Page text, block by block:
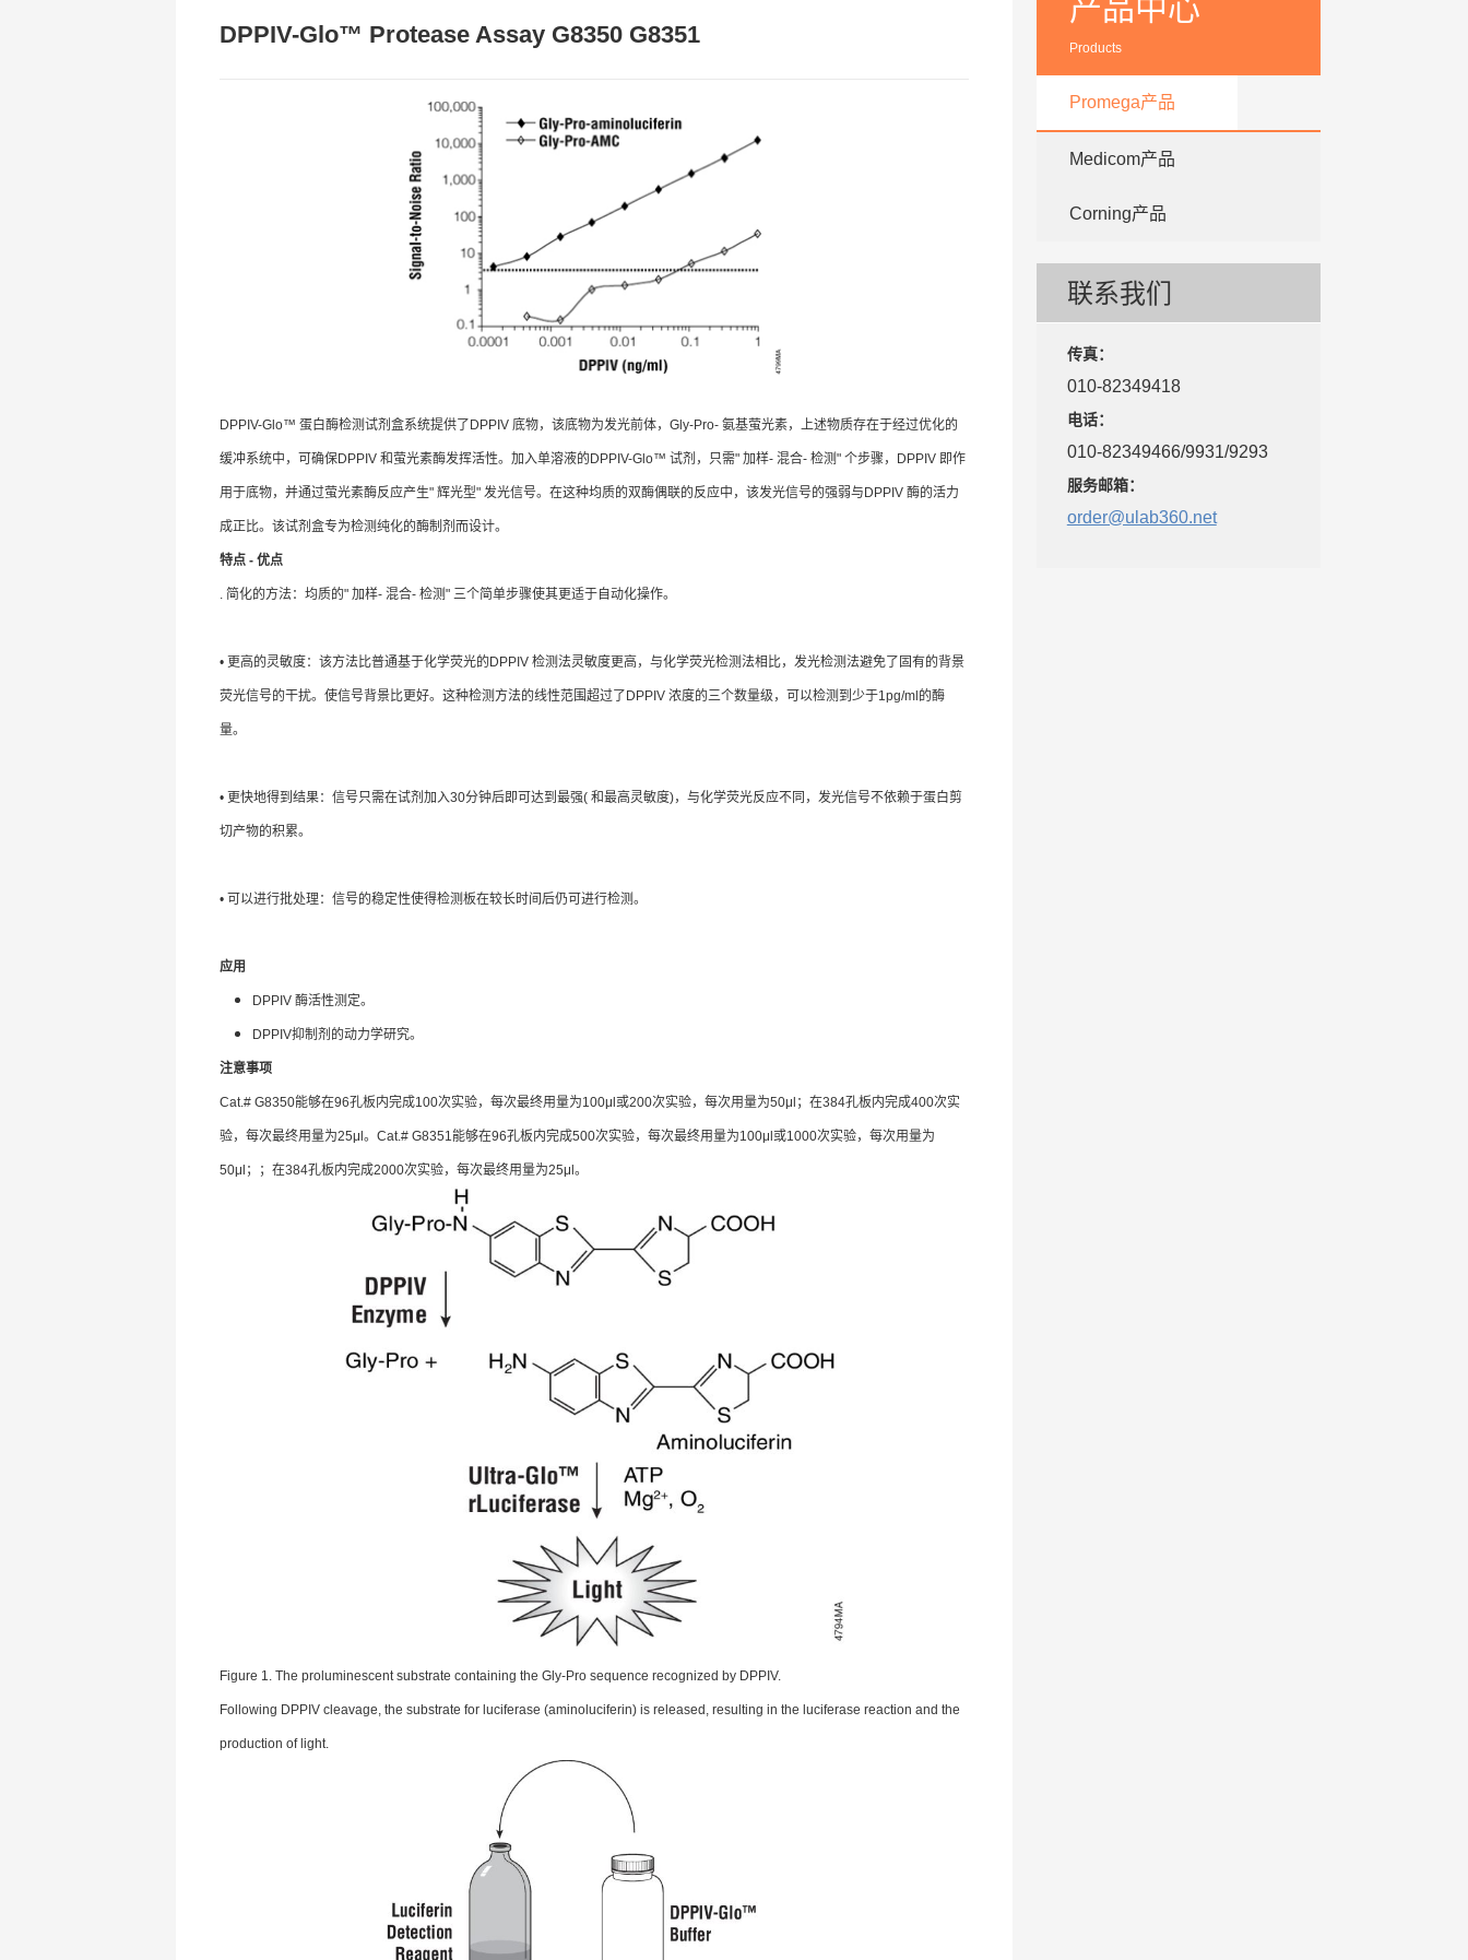
DPPIV-Glo™ Protease Assay G8350 G8351
DPPIV-Glo™ 蛋白酶检测试剂盒系统提供了DPPIV 底物，该底物为发光前体，Gly-Pro- 氨基萤光素，上述物质存在于经过优化的
缓冲系统中，可确保DPPIV 和萤光素酶发挥活性。加入单溶液的DPPIV-Glo™ 试剂，只需" 加样- 混合- 检测" 个步骤，DPPIV 即作
用于底物，并通过萤光素酶反应产生" 辉光型" 发光信号。在这种均质的双酶偶联的反应中，该发光信号的强弱与DPPIV 酶的活力
成正比。该试剂盒专为检测纯化的酶制剂而设计。
特点 - 优点
. 简化的方法：均质的" 加样- 混合- 检测" 三个简单步骤使其更适于自动化操作。
• 更高的灵敏度：该方法比普通基于化学荧光的DPPIV 检测法灵敏度更高，与化学荧光检测法相比，发光检测法避免了固有的背景
荧光信号的干扰。使信号背景比更好。这种检测方法的线性范围超过了DPPIV 浓度的三个数量级，可以检测到少于1pg/ml的酶
量。
• 更快地得到结果：信号只需在试剂加入30分钟后即可达到最强( 和最高灵敏度)，与化学荧光反应不同，发光信号不依赖于蛋白剪
切产物的积累。
• 可以进行批处理：信号的稳定性使得检测板在较长时间后仍可进行检测。
应用
DPPIV 酶活性测定。
DPPIV抑制剂的动力学研究。
注意事项
Cat.# G8350能够在96孔板内完成100次实验，每次最终用量为100μl或200次实验，每次用量为50μl；在384孔板内完成400次实
验，每次最终用量为25μl。Cat.# G8351能够在96孔板内完成500次实验，每次最终用量为100μl或1000次实验，每次用量为
50μl；；在384孔板内完成2000次实验，每次最终用量为25μl。
Figure 1. The proluminescent substrate containing the Gly-Pro sequence recognized by DPPIV.
Following DPPIV cleavage, the substrate for luciferase (aminoluciferin) is released, resulting in the luciferase reaction and the
production of light.
产品中心
Products
Promega产品
Medicom产品
Corning产品
联系我们
传真：
010-82349418
电话：
010-82349466/9931/9293
服务邮箱：
order@ulab360.net